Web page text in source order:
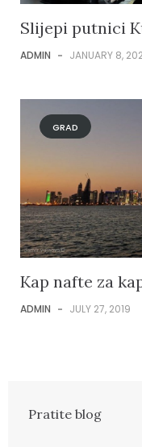
Slijepi putnici
ADMIN - JANUARY 8,
GRAD
Kap nafte za
ADMIN - JULY 27, 2019
Pratite blog